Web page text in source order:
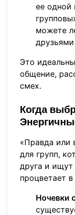
ее одной
можете
Это
общение,
смех.
Когда
«Правда или
для групп,
друга и ищут
процветает
Ночевки